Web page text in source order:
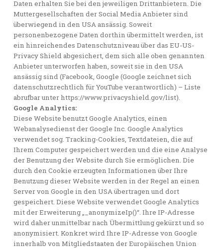
Daten erhalten Sie bei den jeweiligen Drittanbietern. Die
Muttergesellschaften der Social Media Anbieter sind
überwiegend in den USA ansässig. Soweit
personenbezogene Daten dorthin übermittelt werden, ist
ein hinreichendes Datenschutzniveau über das EU-US-
Privacy Shield abgesichert, dem sich alle oben genannten
Anbieter unterworfen haben, soweit sie in den USA
ansässig sind (Facebook, Google (Google zeichnet sich
datenschutzrechtlich für YouTube verantwortlich) – Liste
abrufbar unter https://www.privacyshield.gov/list).
Google Analytics:
Diese Website benutzt Google Analytics, einen
Webanalysedienst der Google Inc. Google Analytics
verwendet sog. Tracking-Cookies, Textdateien, die auf
Ihrem Computer gespeichert werden und die eine Analyse
der Benutzung der Website durch Sie ermöglichen. Die
durch den Cookie erzeugten Informationen über Ihre
Benutzung dieser Website werden in der Regel an einen
Server von Google in den USA übertragen und dort
gespeichert. Diese Website verwendet Google Analytics
mit der Erweiterung „_anonymizeIp()“. Ihre IP-Adresse
wird daher unmittelbar nach Übermittlung gekürzt und so
anonymisiert. Konkret wird Ihre IP-Adresse von Google
innerhalb von Mitgliedstaaten der Europäischen Union